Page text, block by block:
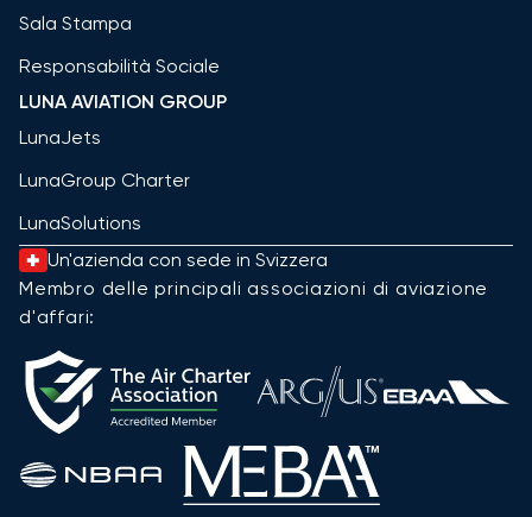
Sala Stampa
Responsabilità Sociale
LUNA AVIATION GROUP
LunaJets
LunaGroup Charter
LunaSolutions
Un'azienda con sede in Svizzera
Membro delle principali associazioni di aviazione
d'affari: